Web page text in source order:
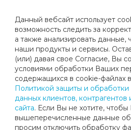
Данный вебсайт использует
возможность следить за
а также анализировать данные,
наши продукты и сервисы.
(или) давая свое Согласие, Вы
условиями обработки Ваших
содержащихся в cookie-файлах
Политикой защиты и обработки
данных клиентов, контрагентов
сайта. Если Вы не хотите,
вышеперечисленные данные
просим отключить обработку
КОНТАКТЫ
Наши телефоны:
+7 495 221−06−93-
+7 926 780−57−30- WhatsApp
E-mail: